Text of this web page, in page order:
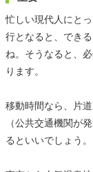
忙しい現代人にと
行となると、でき
ね。そうなると、
ります。
移動時間なら、片
（公共交通機関が
るといいでしょう。